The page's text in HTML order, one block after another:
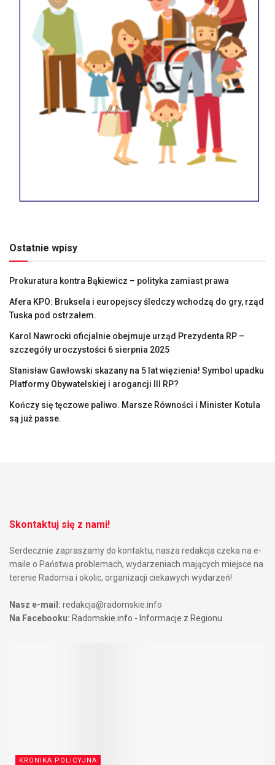
Ostatnie wpisy
Prokuratura kontra Bąkiewicz – polityka zamiast prawa
Afera KPO: Bruksela i europejscy śledczy wchodzą do gry, rząd
Tuska pod ostrzałem.
Karol Nawrocki oficjalnie obejmuje urząd Prezydenta RP –
szczegóły uroczystości 6 sierpnia 2025
Stanisław Gawłowski skazany na 5 lat więzienia! Symbol upadku
Platformy Obywatelskiej i arogancji III RP?
Kończy się tęczowe paliwo. Marsze Równości i Minister Kotula
są już passe.
Skontaktuj się z nami!
Serdecznie zapraszamy do kontaktu, nasza redakcja czeka na e-
maile o Państwa problemach, wydarzeniach mających miejsce na
terenie Radomia i okolic, organizacji ciekawych wydarzeń!
Nasz e-mail: redakcja@radomskie.info
Na Facebooku: Radomskie.info - Informacje z Regionu
KRONIKA POLICYJNA